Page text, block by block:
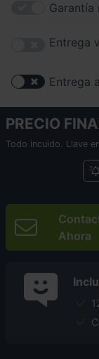
Garantía
Entrega
Entrega
PRECIO
Todo incuido. Llave
Ahora